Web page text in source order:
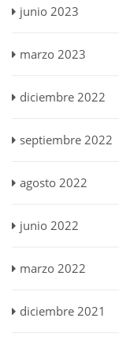
junio 2023
marzo 2023
diciembre 2022
septiembre 2022
agosto 2022
junio 2022
marzo 2022
diciembre 2021